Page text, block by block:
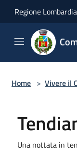
Regione Lombardia
Home > Vivere il
Una nottata in